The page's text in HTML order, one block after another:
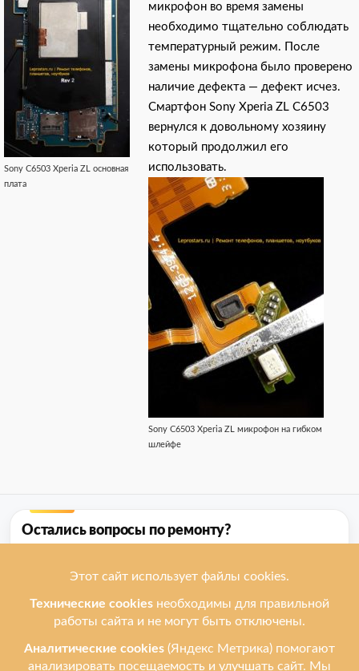
Sony C6503 Xperia ZL основная
плата
микрофон во время замены
необходимо тщательно соблюдать
температурный режим. После
замены микрофона было проверено
наличие дефекта — дефект исчез.
Смартфон Sony Xperia ZL C6503
вернулся к довольному хозяину
который продолжил его
использовать.
Sony C6503 Xperia ZL микрофон на гибком
шлейфе
Остались вопросы по ремонту?
Канал Leprostars в MAX
Скидки, акции и полезные советы — только для